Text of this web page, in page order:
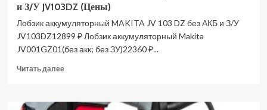
и З/У JV103DZ (Цены)
Лобзик аккумуляторный MAKITA JV 103 DZ без АКБ и З/У
JV103DZ12899 ₽ Лобзик аккумуляторный Makita
JV001GZ01(без акк; без ЗУ)22360 ₽...
Читать далееПрочитать
Лобзик